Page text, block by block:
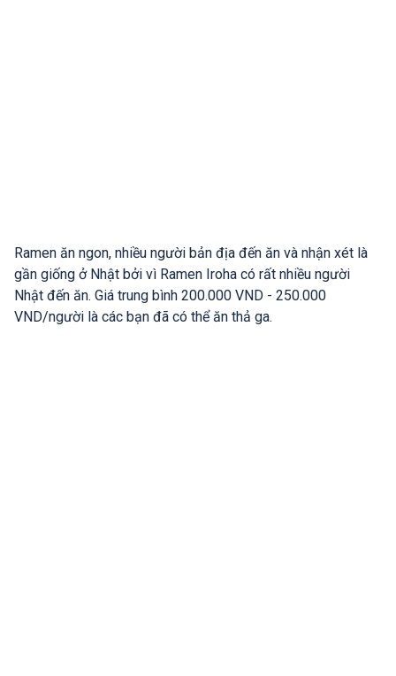
Ramen ăn ngon, nhiều người bản địa đến ăn và nhận xét là
gần giống ở Nhật bởi vì Ramen Iroha có rất nhiều người
Nhật đến ăn. Giá trung bình 200.000 VND - 250.000
VND/người là các bạn đã có thể ăn thả ga.